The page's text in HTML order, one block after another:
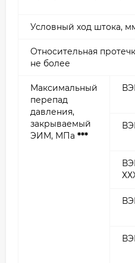
Условный ход штока,
Относительная
не более
Максимальный
перепад
давления,
закрываемый
ЭИМ, МПа ***